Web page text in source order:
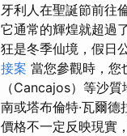
牙利人在聖誕節前往
它通常的輝煌就超過
狂是冬季仙境，假日
接案 當您參觀時，您
（Cancajos）等沙質
南或塔布倫特·瓦爾
價格不一定反映現實